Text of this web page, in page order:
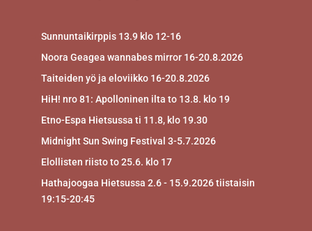
Sunnuntaikirppis 13.9 klo 12-16
Noora Geagea wannabes mirror 16-20.8.2026
Taiteiden yö ja eloviikko 16-20.8.2026
HiH! nro 81: Apolloninen ilta to 13.8. klo 19
Etno-Espa Hietsussa ti 11.8, klo 19.30
Midnight Sun Swing Festival 3-5.7.2026
Elollisten riisto to 25.6. klo 17
Hathajoogaa Hietsussa 2.6 - 15.9.2026 tiistaisin
19:15-20:45